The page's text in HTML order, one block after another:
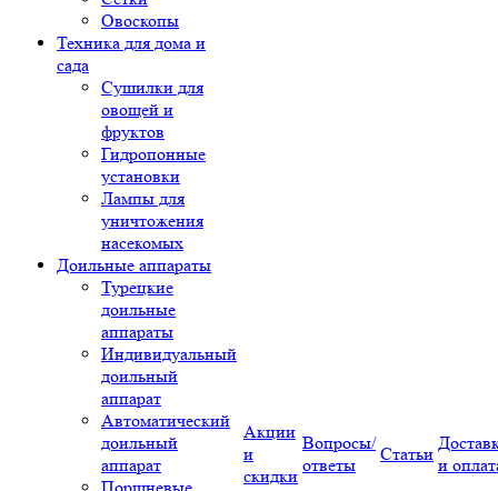
Овоскопы
Техника для дома и
сада
Сушилки для
овощей и
фруктов
Гидропонные
установки
Лампы для
уничтожения
насекомых
Доильные аппараты
Турецкие
доильные
аппараты
Индивидуальный
доильный
аппарат
Автоматический
доильный
аппарат
Акции
и
скидки
Вопросы/
ответы
Статьи
и